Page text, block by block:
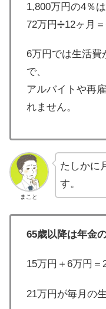
1,800万円の4％
72万円➗12ヶ月
6万円では生活費
で、
アルバイトや再
れません。
まこと
たしかに
す。
65歳以降は年金
15万円＋6万円＝
21万円が毎月の